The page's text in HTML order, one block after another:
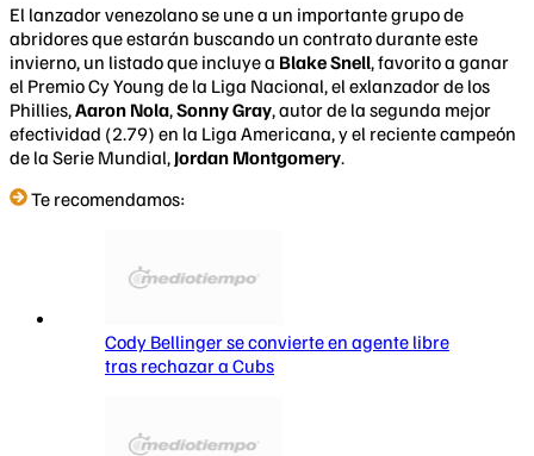
El lanzador venezolano se une a un importante grupo de
abridores que estarán buscando un contrato durante este
invierno, un listado que incluye a Blake Snell, favorito a ganar
el Premio Cy Young de la Liga Nacional, el exlanzador de los
Phillies,Aaron Nola,Sonny Gray, autor de la segunda mejor
efectividad (2.79) en la Liga Americana, y el reciente campeón
de la Serie Mundial, Jordan Montgomery.
Te recomendamos:
Cody Bellinger se convierte en agente libre
tras rechazar a Cubs